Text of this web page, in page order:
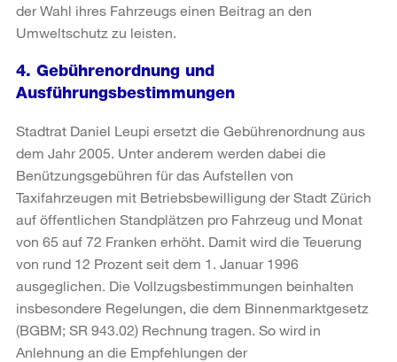
der Wahl ihres Fahrzeugs einen Beitrag an den
Umweltschutz zu leisten.
4. Gebührenordnung und
Ausführungsbestimmungen
Stadtrat Daniel Leupi ersetzt die Gebührenordnung aus
dem Jahr 2005. Unter anderem werden dabei die
Benützungsgebühren für das Aufstellen von
Taxifahrzeugen mit Betriebsbewilligung der Stadt Zürich
auf öffentlichen Standplätzen pro Fahrzeug und Monat
von 65 auf 72 Franken erhöht. Damit wird die Teuerung
von rund 12 Prozent seit dem 1. Januar 1996
ausgeglichen. Die Vollzugsbestimmungen beinhalten
insbesondere Regelungen, die dem Binnenmarktgesetz
(BGBM; SR 943.02) Rechnung tragen. So wird in
Anlehnung an die Empfehlungen der